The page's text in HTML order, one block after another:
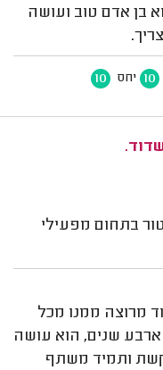
בן אדם טוב ועושה
10 יחס 10
בתחום מפעילי
מרוצה ממנו מכל
ארבע שנים, הוא עושה
ותמיד משתף